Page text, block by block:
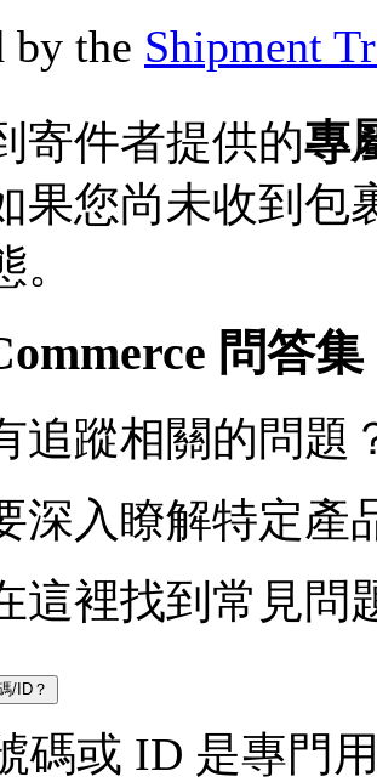
by the Shipment
寄件者提供的專
果您尚未收到包
問答集
追蹤相關的問題
深入瞭解特定產
這裡找到常見問
/ID？
碼或 ID 是專門